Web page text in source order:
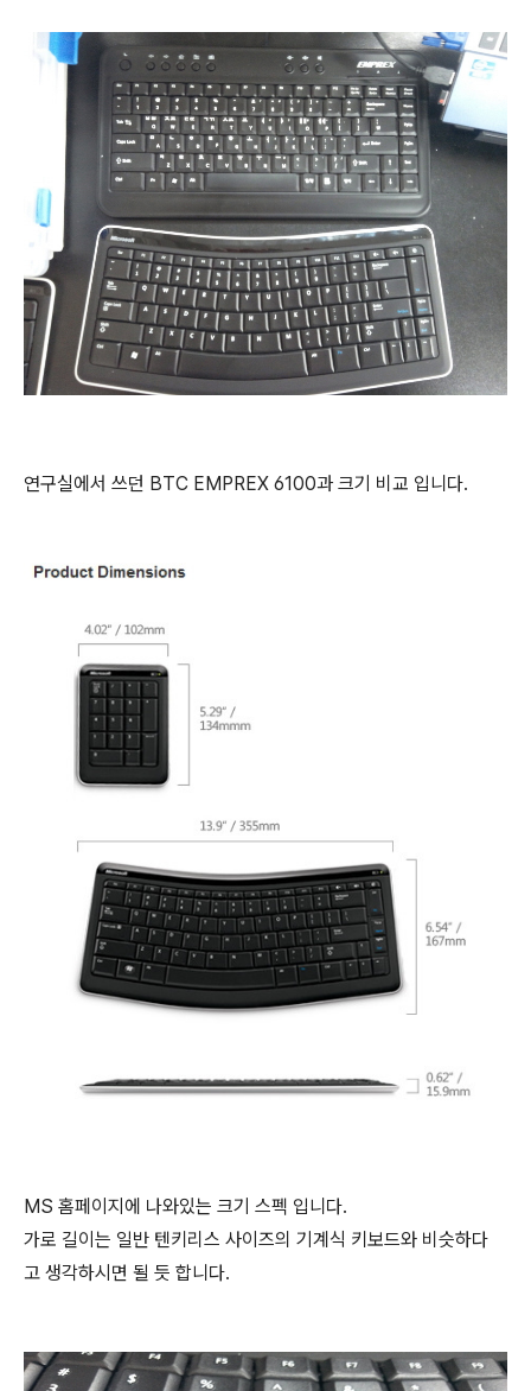
연구실에서 쓰던 BTC EMPREX 6100과 크기 비교 입니다.
MS 홈페이지에 나와있는 크기 스펙 입니다.
가로 길이는 일반 텐키리스 사이즈의 기계식 키보드와 비슷하다
고 생각하시면 될 듯 합니다.